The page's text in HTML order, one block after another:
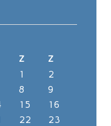
Z Z
1
2
8
9
15
16
22
23